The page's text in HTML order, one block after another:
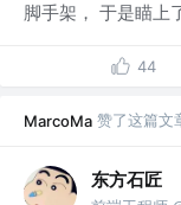
脚手架， 于是瞄上
44
MarcoMa 赞了这篇文
东方石匠